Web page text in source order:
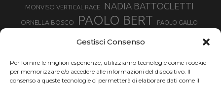
Gestisci Consenso
Per fornire le migliori esperienze, utilizziamo tecnologie come i cookie
per memorizzare e/o accedere alle informazioni del dispositivo. Il
consenso a queste tecnologie ci permetterà di elaborare dati come il
MONVISO VERTICAL RACE NADIA BATTOCLETTI
ORNELLA BOSCO PAOLO BERT PAOLO GALLO
SILVIA SERAFINI SONIA GLAREY TAVAGNASCO TOR DES GEANTS
TOUR MONVISO TRAIL TRAIL MONTE CASTO TROFEO KIMA